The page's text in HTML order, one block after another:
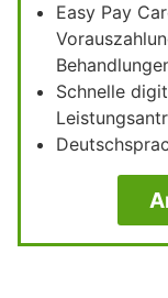
Easy Pay
Schnelle